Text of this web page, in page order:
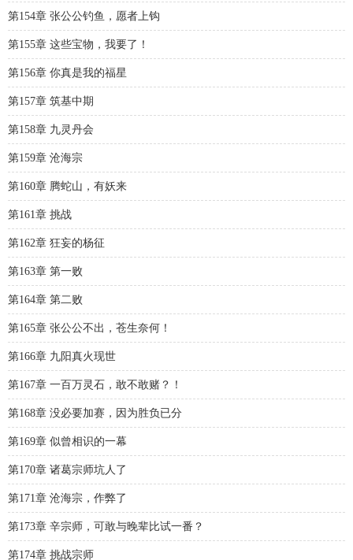
第154章 张公公钓鱼，愿者上钩
第155章 这些宝物，我要了！
第156章 你真是我的福星
第157章 筑基中期
第158章 九灵丹会
第159章 沧海宗
第160章 腾蛇山，有妖来
第161章 挑战
第162章 狂妄的杨征
第163章 第一败
第164章 第二败
第165章 张公公不出，苍生奈何！
第166章 九阳真火现世
第167章 一百万灵石，敢不敢赌？！
第168章 没必要加赛，因为胜负已分
第169章 似曾相识的一幕
第170章 诸葛宗师坑人了
第171章 沧海宗，作弊了
第173章 辛宗师，可敢与晚辈比试一番？
第174章 挑战宗师